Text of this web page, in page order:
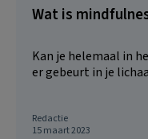
Wat is
Kan je helemaal in
er gebeurt in je
Redactie
15 maart 2023